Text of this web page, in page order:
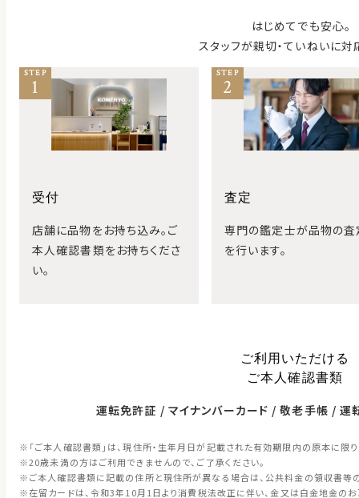
はじめてでも安心。
スタッフが親切・ていねいに対
STEP
1
受付
店舗に品物をお持ち込み。ご
本人確認書類をお持ちくださ
い。
STEP
2
査定
専門の鑑定士が品物の査
を行います。
ご利用いただける
ご本人確認書類
運転免許証 マイナンバーカード 敬老手帳 運
「ご本人確認書類」は、現住所・生年月日が記載された有効期限内の原本に限り
20歳未満の方はご利用できませんので、ご了承ください。
ご本人確認書類に記載の住所と現住所が異なる場合は、公共料金の領収書等
在留カードは、令和3年10月1日より消費税法改正に伴い、金又は白金地金の